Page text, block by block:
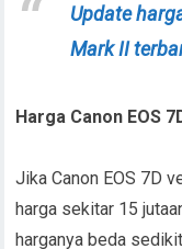
Update
Mark II
Harga Canon EOS
Jika Canon EOS 7D
harga sekitar 15
harganya beda